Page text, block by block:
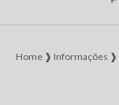
Home ❱ Informações ❱